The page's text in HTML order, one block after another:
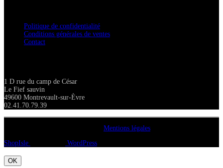
Politique de confidentialité
Conditions générales de ventes
Contact
1 D rue du camp de César
Le Fief sauvin
49600 Montrevault-sur-Èvre
02.41.70.79.39
Mentions légales
ShopIsle
WordPress
OK